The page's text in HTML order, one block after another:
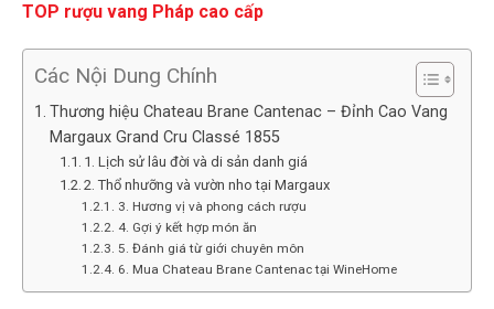
TOP rượu vang Pháp cao cấp
Các Nội Dung Chính
Thương hiệu Chateau Brane Cantenac – Đỉnh Cao Vang
Margaux Grand Cru Classé 1855
1. Lịch sử lâu đời và di sản danh giá
2. Thổ nhưỡng và vườn nho tại Margaux
3. Hương vị và phong cách rượu
4. Gợi ý kết hợp món ăn
5. Đánh giá từ giới chuyên môn
6. Mua Chateau Brane Cantenac tại WineHome